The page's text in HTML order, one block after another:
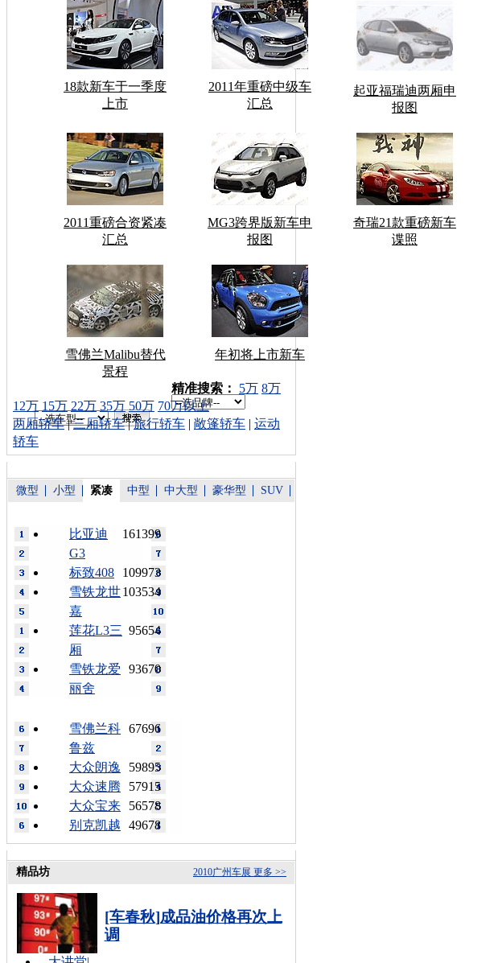
18款新车于一季度
上市
2011年重磅中级车
汇总
起亚福瑞迪两厢申
报图
2011重磅合资紧凑
汇总
MG3跨界版新车申
报图
奇瑞21款重磅新车
谍照
雪佛兰Malibu替代
景程
年初将上市新车
车型搜索：
精准搜索： 5万 8万
12万 15万 22万 35万 50万 70万以上
两厢轿车|三厢轿车|旅行轿车 | 敞篷轿车 | 运动
轿车
微型 小型 紧凑 中型 中大型 豪华型 SUV
161399
比亚迪
G3
109973
标致408
103534
雪铁龙世
嘉
95654
莲花L3三
厢
93670
雪铁龙爱
丽舍
67696
雪佛兰科
鲁兹
59895
大众朗逸
57915
大众速腾
56578
大众宝来
49678
别克凯越
更多 >>
2010广州车展
精品坊
[车春秋]成品油价格再次上
调